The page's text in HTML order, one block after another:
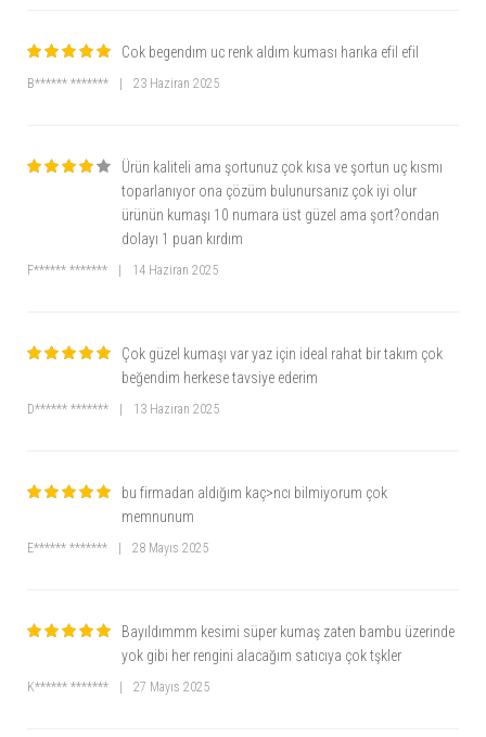
Cok begendım uc renk aldım kuması harıka efil efil
B****** ******* 23 Haziran 2025
Ürün kaliteli ama şortunuz çok kısa ve şortun uç kısmı
toparlanıyor ona çözüm bulunursanız çok iyi olur
ürünün kumaşı 10 numara üst güzel ama şort?ondan
dolayı 1 puan kırdım
F****** ******* 14 Haziran 2025
Çok güzel kumaşı var yaz için ideal rahat bir takım çok
beğendim herkese tavsiye ederim
D****** ******* 13 Haziran 2025
bu firmadan aldığım kaç>ncı bilmiyorum çok
memnunum
E****** ******* 28 Mayıs 2025
Bayıldımmm kesimi süper kumaş zaten bambu üzerinde
yok gibi her rengini alacağım satıcıya çok tşkler
K****** ******* 27 Mayıs 2025